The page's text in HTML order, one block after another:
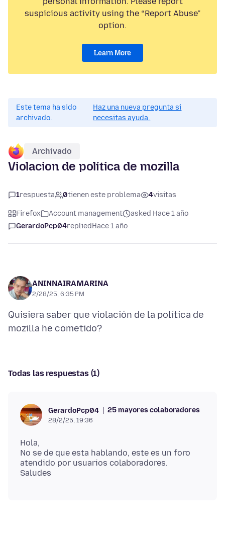
suspicious activity using the “Report Abuse”
option.
Learn More
Este tema ha sido
archivado.
Haz una nueva pregunta si
necesitas ayuda.
Archivado
Violacion de política de mozilla
1respuesta 0tienen este problema 4visitas
Firefox Account management
asked Hace 1 año
GerardoPcp04repliedHace 1 año
ANINNAIRAMARINA
2/28/25, 6:35 PM
Quisiera saber que violación de la política de
Todas las respuestas (1)
GerardoPcp04 25 mayores colaboradores
28/2/25, 19:36
Hola,
No se de que esta hablando, este es un foro
atendido por usuarios colaboradores.